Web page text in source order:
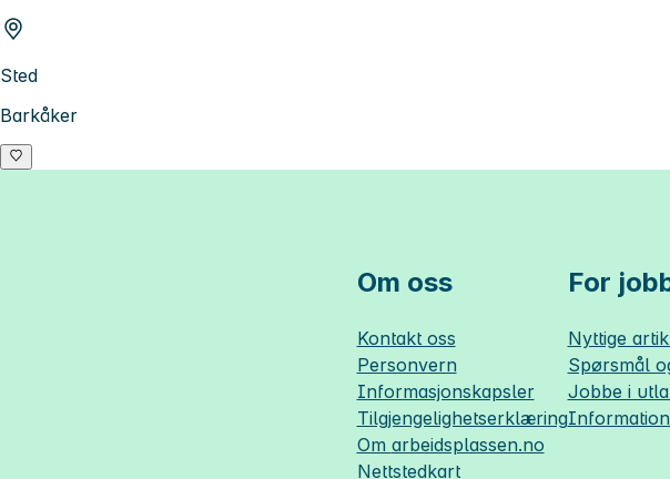
Sted
Barkåker
Om oss
Kontakt oss
Personvern
Informasjonskapsler
Tilgjengelighetserklæring
Om arbeidsplassen.no
Nettstedkart
For
Nyttige
Spørsmål
Jobbe i